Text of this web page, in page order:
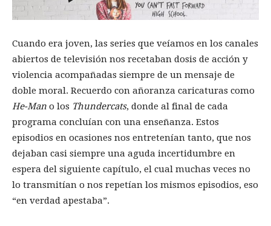
Cuando era joven, las series que veíamos en los canales
abiertos de televisión nos recetaban dosis de acción y
violencia acompañadas siempre de un mensaje de
doble moral. Recuerdo con añoranza caricaturas como
He-Man o los Thundercats, donde al final de cada
programa concluían con una enseñanza. Estos
episodios en ocasiones nos entretenían tanto, que nos
dejaban casi siempre una aguda incertidumbre en
espera del siguiente capítulo, el cual muchas veces no
lo transmitían o nos repetían los mismos episodios, eso
“en verdad apestaba”.